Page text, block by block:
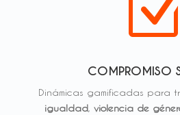
COMPROMISO
Dinámicas gamificadas para
igualdad, violencia de